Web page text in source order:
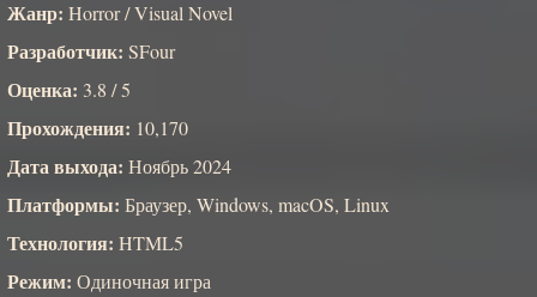
Жанр: Horror / Visual Novel
Разработчик: SFour
Оценка: 3.8 / 5
Прохождения: 10,170
Дата выхода: Ноябрь 2024
Платформы: Браузер, Windows, macOS, Linux
Технология: HTML5
Режим: Одиночная игра